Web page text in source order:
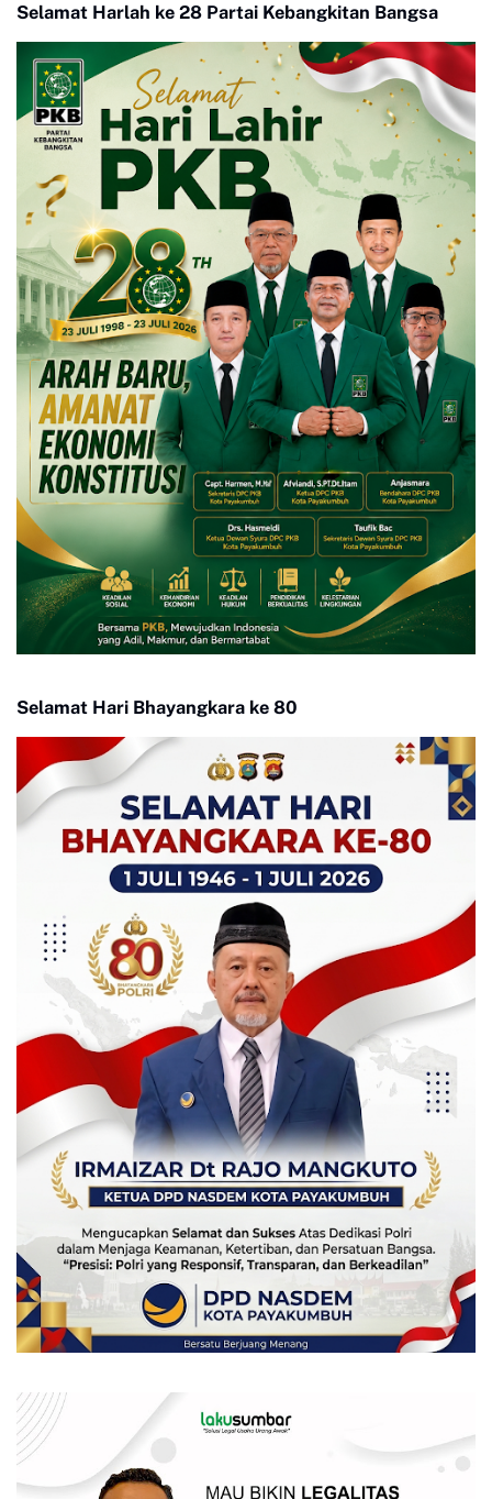
Selamat Harlah ke 28 Partai Kebangkitan Bangsa
Selamat Hari Bhayangkara ke 80